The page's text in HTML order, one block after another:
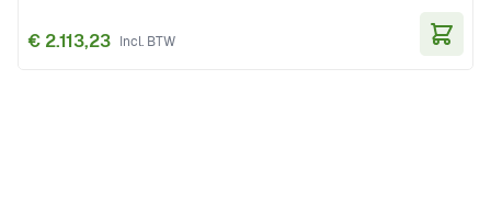
€ 2.113,23